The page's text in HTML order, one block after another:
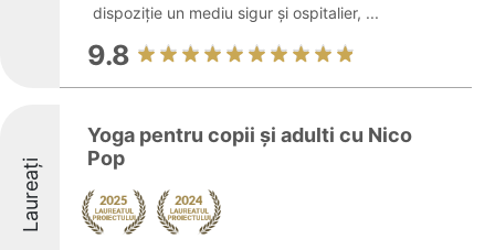
dispoziție un mediu sigur și ospitalier, ...
9.8
Laureați
Yoga pentru copii și adulti cu Nico
Pop